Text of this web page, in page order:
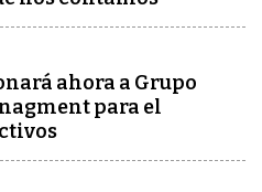
ahora a Grupo
para el